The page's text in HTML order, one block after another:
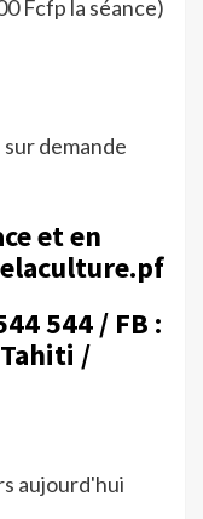
Fcfp la séance)
demande
et en
544 / FB :
/
aujourd'hui